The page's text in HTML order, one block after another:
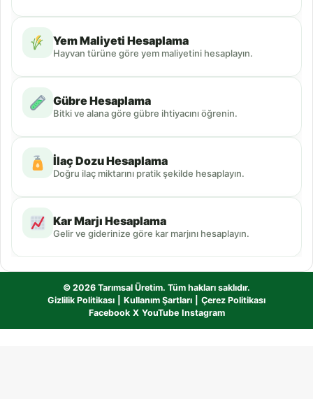
Yem Maliyeti Hesaplama
Hayvan türüne göre yem maliyetini hesaplayın.
Gübre Hesaplama
Bitki ve alana göre gübre ihtiyacını öğrenin.
İlaç Dozu Hesaplama
Doğru ilaç miktarını pratik şekilde hesaplayın.
Kar Marjı Hesaplama
Gelir ve giderinize göre kar marjını hesaplayın.
© 2026 Tarımsal Üretim. Tüm hakları saklıdır.
Gizlilik Politikası
Kullanım Şartları
Çerez Politikası
Facebook X YouTube Instagram